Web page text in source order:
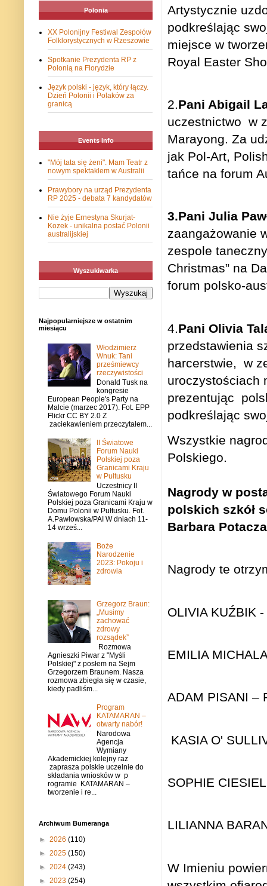
Artystycznie
podkreślając
miejsce w
Royal Easter
2.Pani Abigail
uczestnictwo w
Marayong. Za
jak Pol-Art,
tańce na forum
3.Pani Julia
zaangażowanie
zespole
Christmas” na
forum polsko-
4. Pani Olivia
przedstawienia
harcerstwie,
w
uroczystościach
prezentując
podkreślając
Wszystkie
Polskiego.
Nagrody w
polskich szkół
Barbara
Nagrody te
OLIVIA KUŹBIK
EMILIA
ADAM PISANI –
KASIA O'
SOPHIE
LILIANNA
W Imieniu
Polonia
XX Polonijny Festiwal Zespołów
Folklorystycznych w Rzeszowie
Spotkanie Prezydenta RP z
Polonią na Florydzie
Język polski - język, który łączy.
Dzień Polonii i Polaków za
granicą
Events Info
"Mój tata się żeni". Mam Teatr z
nowym spektaklem w Australii
Prawybory na urząd Prezydenta
RP 2025 - debata 7 kandydatów
Nie żyje Ernestyna Skurjat-
Kozek - unikalna postać Polonii
australijskiej
Wyszukiwarka
Najpopularniejsze w ostatnim
miesiącu
Włodzimierz
Wnuk: Tani
prześmiewcy
rzeczywistości
Donald Tusk na
kongresie
European People's Party na
Malcie (marzec 2017). Fot. EPP
Flickr CC BY 2.0 Z
zaciekawieniem przeczytałem...
II Światowe
Forum Nauki
Polskiej poza
Granicami Kraju
w Pułtusku
Uczestnicy II
Światowego Forum Nauki
Polskiej poza Granicami Kraju w
Domu Polonii w Pułtusku. Fot.
A.Pawłowska/PAI W dniach 11-
14 wrześ...
Boże
Narodzenie
2023: Pokoju i
zdrowia
Grzegorz Braun:
„Musimy
zachować
zdrowy
rozsądek”
Rozmowa
Agnieszki Piwar z "Myśli
Polskiej" z posłem na Sejm
Grzegorzem Braunem. Nasza
rozmowa zbiegła się w czasie,
kiedy padliśm...
Program
KATAMARAN –
otwarty nabór!
Narodowa
Agencja
Wymiany
Akademickiej kolejny raz
zaprasza polskie uczelnie do
składania wniosków w p
rogramie KATAMARAN –
tworzenie i re...
Archiwum Bumeranga
► 2026 (110)
► 2025 (150)
► 2024 (243)
► 2023 (254)